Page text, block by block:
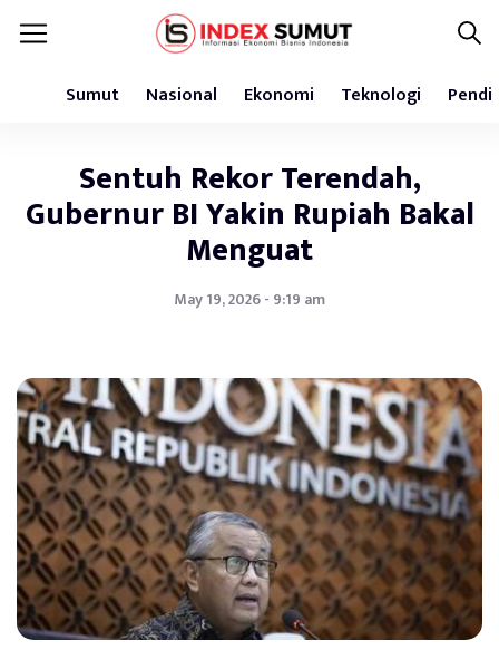
Sumut Nasional Ekonomi Teknologi
Sentuh Rekor Terendah,
Gubernur BI Yakin Rupiah Bakal
Menguat
May 19, 2026 - 9:19 am